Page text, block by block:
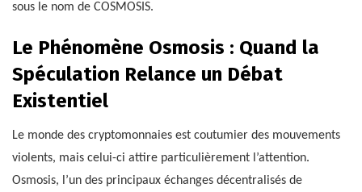
sous le nom de COSMOSIS.
Le Phénomène Osmosis : Quand la
Spéculation Relance un Débat
Existentiel
Le monde des cryptomonnaies est coutumier des mouvements
violents, mais celui-ci attire particulièrement l’attention.
Osmosis, l’un des principaux échanges décentralisés de